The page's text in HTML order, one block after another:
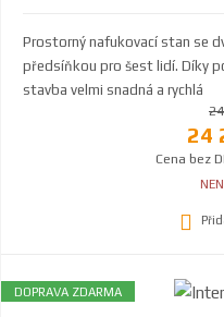
Prostorný nafukovací stan se
předsíňkou pro šest lidí. Díky
stavba velmi snadná a rychlá
24
Cena bez
DOPRAVA ZDARMA